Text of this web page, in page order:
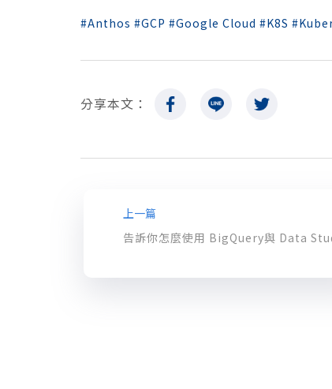
Anthos GCP Google Cloud K8S
分享本文：
上一篇